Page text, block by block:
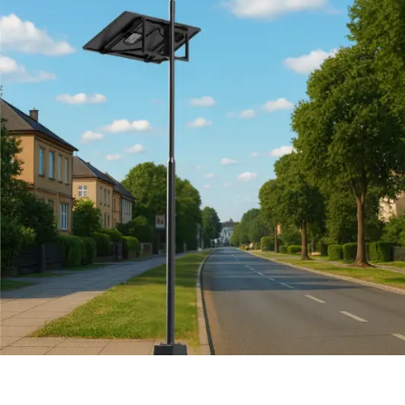
Projenin teknik donanımı şu şekilde planlandı:
Panel Sayısı:18.197 adet (Her biri 610 Watt
İnverter Sayısı:
31 adet (Her biri 330 kW
kapasiteli DC/AC dönüştürücü)
Bağlantı Noktası:Selçuklu TM (Orta Gerilim
seviyesinden şebekeye bağlantı)
Yılda 27,3 Milyon kWh Elektrik
Üretilecek
Bossa’nın Konya yatırımı, sadece kapasitesiyle değil,